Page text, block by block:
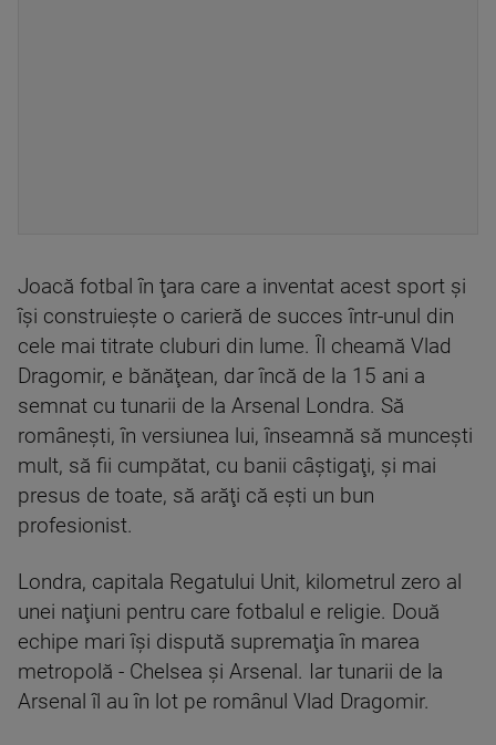
Joacă fotbal în ţara care a inventat acest sport şi
îşi construieşte o carieră de succes într-unul din
cele mai titrate cluburi din lume. Îl cheamă Vlad
Dragomir, e bănăţean, dar încă de la 15 ani a
semnat cu tunarii de la Arsenal Londra. Să
româneşti, în versiunea lui, înseamnă să munceşti
mult, să fii cumpătat, cu banii câştigaţi, şi mai
presus de toate, să arăţi că eşti un bun
profesionist.
Londra, capitala Regatului Unit, kilometrul zero al
unei naţiuni pentru care fotbalul e religie. Două
echipe mari îşi dispută supremaţia în marea
metropolă - Chelsea şi Arsenal. Iar tunarii de la
Arsenal îl au în lot pe românul Vlad Dragomir.